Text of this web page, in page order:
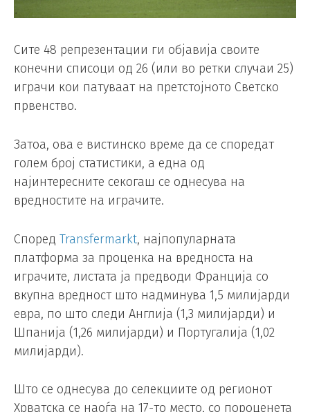
Сите 48 репрезентации ги објавија своите
конечни списоци од 26 (или во ретки случаи 25)
играчи кои патуваат на претстојното Светско
првенство.
Затоа, ова е вистинско време да се споредат
голем број статистики, а една од
најинтересните секогаш се однесува на
вредностите на играчите.
Според Transfermarkt, најпопуларната
платформа за проценка на вредноста на
играчите, листата ја предводи Франција со
вкупна вредност што надминува 1,5 милијарди
евра, по што следи Англија (1,3 милијарди) и
Шпанија (1,26 милијарди) и Португалија (1,02
милијарди).
Што се однесува до селекциите од регионот
Хрватска се наоѓа на 17-то место, со пороценета